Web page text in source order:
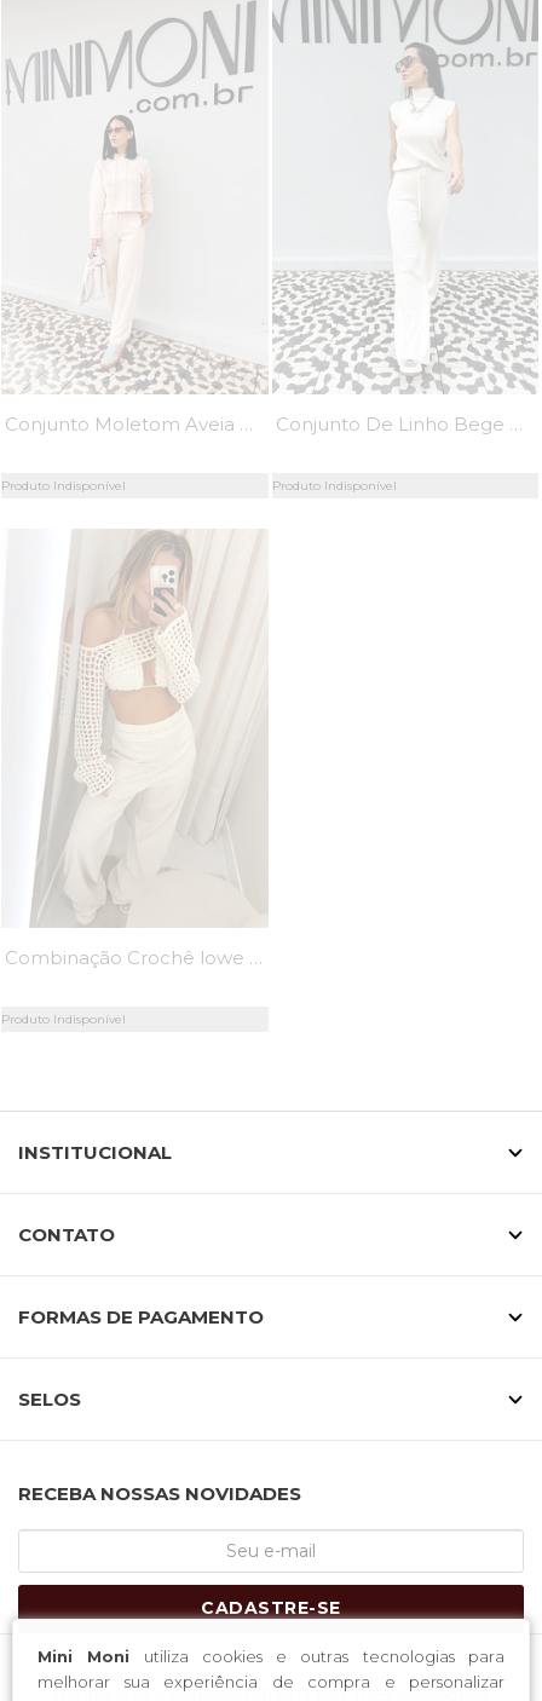
Mini Moni utiliza cookies e outras tecnologias para
melhorar sua experiência de compra e personalizar
Conjunto Moletom Aveia Margort - MiniMoni
Produto Indisponível
Conjunto De Linho Bege Paloma - MiniMoni
Produto Indisponível
Combinação Crochê lowe - MiniMoni
Produto Indisponível
INSTITUCIONAL
CONTATO
FORMAS DE PAGAMENTO
SELOS
RECEBA NOSSAS NOVIDADES
CADASTRE-SE
H-4 Industria e Comercio LTDA / CNPJ: 11.169.447/0001-05